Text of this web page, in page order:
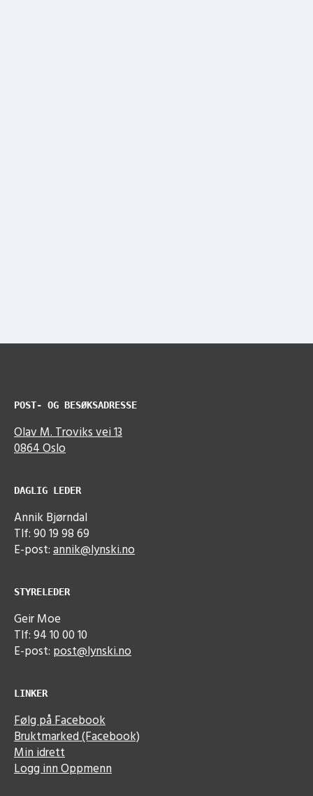
POST- OG BESØKSADRESSE
Olav M. Troviks vei 13
0864 Oslo
DAGLIG LEDER
Annik Bjørndal
Tlf: 90 19 98 69
E-post:annik@lynski.no
STYRELEDER
Geir Moe
Tlf: 94 10 00 10
E-post: post@lynski.no
LINKER
Følg på Facebook
Bruktmarked (Facebook)
Min idrett
Logg inn Oppmenn